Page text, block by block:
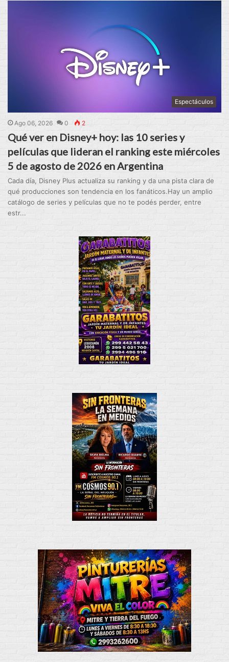
Espectáculos
Ago 06, 2026 0 2
Qué ver en Disney+ hoy: las 10 series y
películas que lideran el ranking este miércoles
5 de agosto de 2026 en Argentina
Cada día, Disney Plus actualiza su ranking y da una pista clara de
qué producciones son tendencia en los fanáticos.Hay un amplio
catálogo de series y películas que no te podés perder, entre
estr...